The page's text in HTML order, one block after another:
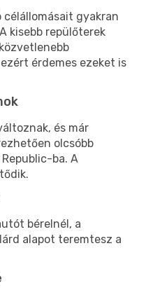
célállomásait gyakran
kisebb repülőterek
érdemes ezeket is
és már
olcsóbb
ba. A
bérelnél, a
alapot teremtesz a